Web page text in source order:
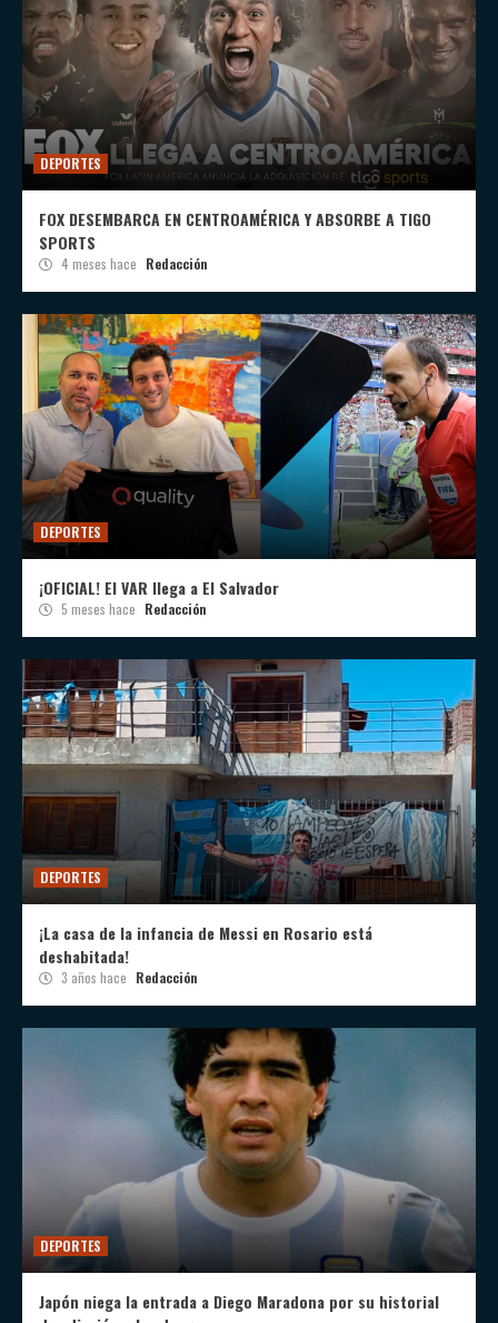
DEPORTES
FOX DESEMBARCA EN CENTROAMÉRICA Y ABSORBE A TIGO
SPORTS
4 meses hace Redacción
DEPORTES
¡OFICIAL! El VAR llega a El Salvador
5 meses hace Redacción
DEPORTES
¡La casa de la infancia de Messi en Rosario está
deshabitada!
3 años hace Redacción
DEPORTES
Japón niega la entrada a Diego Maradona por su historial